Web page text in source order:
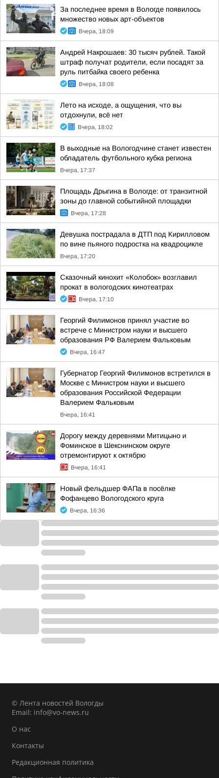
За последнее время в Вологде появилось
множество новых арт-объектов
Вчера, 18:09
Андрей Накрошаев: 30 тысяч рублей. Такой
штраф получат родители, если посадят за
руль питбайка своего ребенка
Вчера, 18:08
Лето на исходе, а ощущения, что вы
отдохнули, всё нет
Вчера, 18:02
В выходные на Вологодчине станет известен
обладатель футбольного кубка региона
Вчера, 17:37
Площадь Дрыгина в Вологде: от транзитной
зоны до главной событийной площадки
Вчера, 17:28
Девушка пострадала в ДТП под Кирилловом
по вине пьяного подростка на квадроцикле
Вчера, 17:20
Сказочный кинохит «Колобок» возглавил
прокат в вологодских кинотеатрах
Вчера, 17:10
Георгий Филимонов принял участие во
встрече с Министром науки и высшего
образования РФ Валерием Фальковым
Вчера, 16:47
Губернатор Георгий Филимонов встретился в
Москве с Министром науки и высшего
образования Российской Федерации
Валерием Фальковым
Вчера, 16:41
Дорогу между деревнями Митицыно и
Фоминское в Шекснинском округе
отремонтируют к октябрю
Вчера, 16:41
Новый фельдшер ФАПа в посёлке
Фофанцево Вологодского круга
Вчера, 16:36
© Лента новостей Вологды
Email: info@vo-news.ru
О нас
Контакты
Редакционная политика